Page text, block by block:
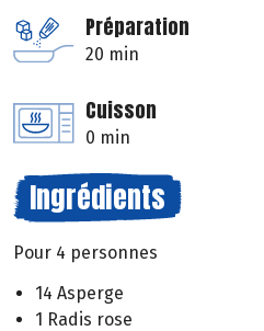
Préparation
20 min
Cuisson
0 min
Ingrédients
Pour 4 personnes
14 Asperge
1 Radis rose